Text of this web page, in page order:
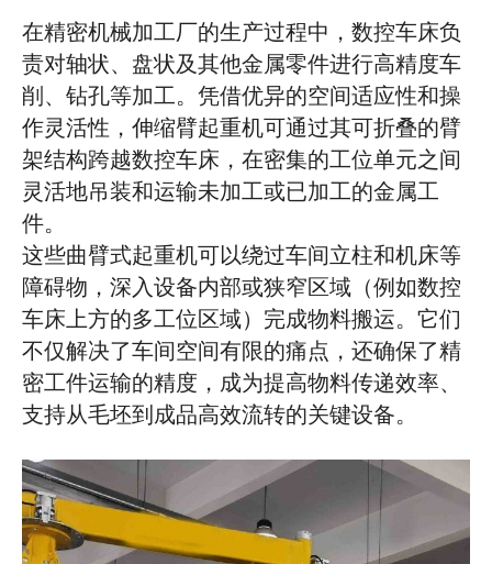
在精密机械加工厂的生产过程中，数控车床负
责对轴状、盘状及其他金属零件进行高精度车
削、钻孔等加工。凭借优异的空间适应性和操
作灵活性，伸缩臂起重机可通过其可折叠的臂
架结构跨越数控车床，在密集的工位单元之间
灵活地吊装和运输未加工或已加工的金属工
件。
这些曲臂式起重机可以绕过车间立柱和机床等
障碍物，深入设备内部或狭窄区域（例如数控
车床上方的多工位区域）完成物料搬运。它们
不仅解决了车间空间有限的痛点，还确保了精
密工件运输的精度，成为提高物料传递效率、
支持从毛坯到成品高效流转的关键设备。